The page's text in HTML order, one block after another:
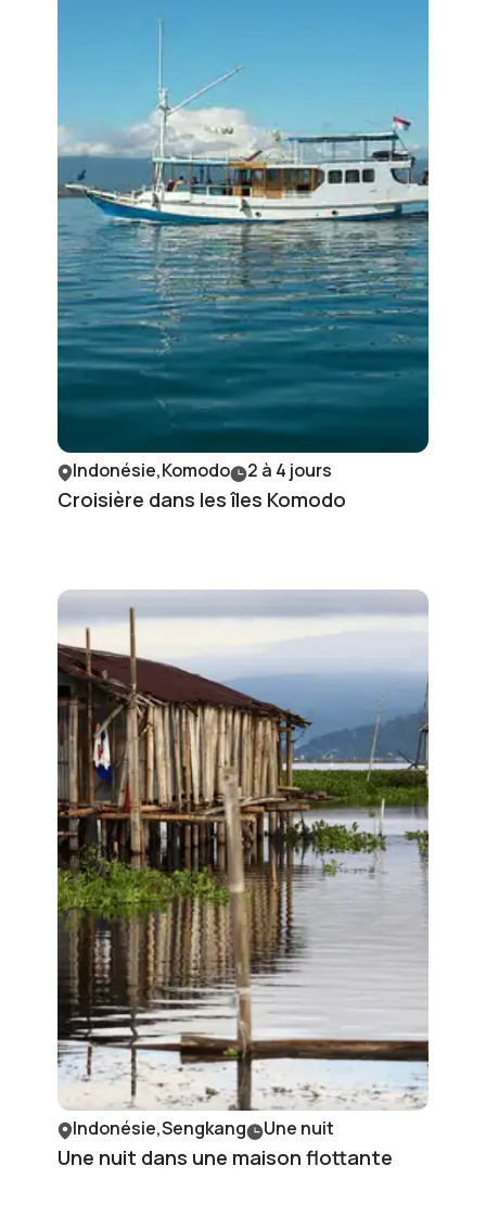
Indonésie,Komodo 2 à 4 jours
Croisière dans les îles Komodo
Indonésie,Sengkang Une nuit
Une nuit dans une maison flottante